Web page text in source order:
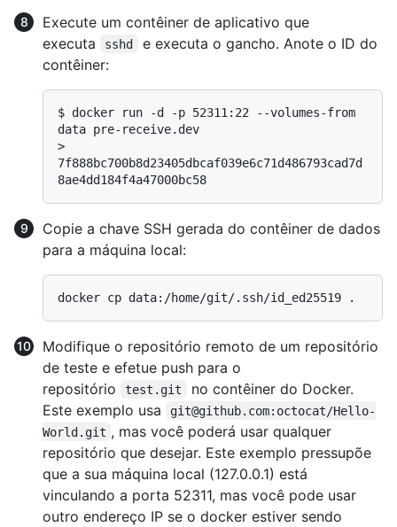
Execute um contêiner de aplicativo que
executa
sshd
e executa o gancho. Anote o ID do
contêiner:
$ docker run -d -p 52311:22 --volumes-from
data pre-receive.dev
7f888bc700b8d23405dbcaf039e6c71d486793cad7d
8ae4dd184f4a47000bc58
Copie a chave SSH gerada do contêiner de dados
para a máquina local:
Modifique o repositório remoto de um repositório
de teste e efetue push para o
repositório
test.git
no contêiner do Docker.
Este exemplo usa
git@github.com:octocat/Hello-
World.git , mas você poderá usar qualquer
repositório que desejar. Este exemplo pressupõe
que a sua máquina local (127.0.0.1) está
vinculando a porta 52311, mas você pode usar
outro endereço IP se o docker estiver sendo